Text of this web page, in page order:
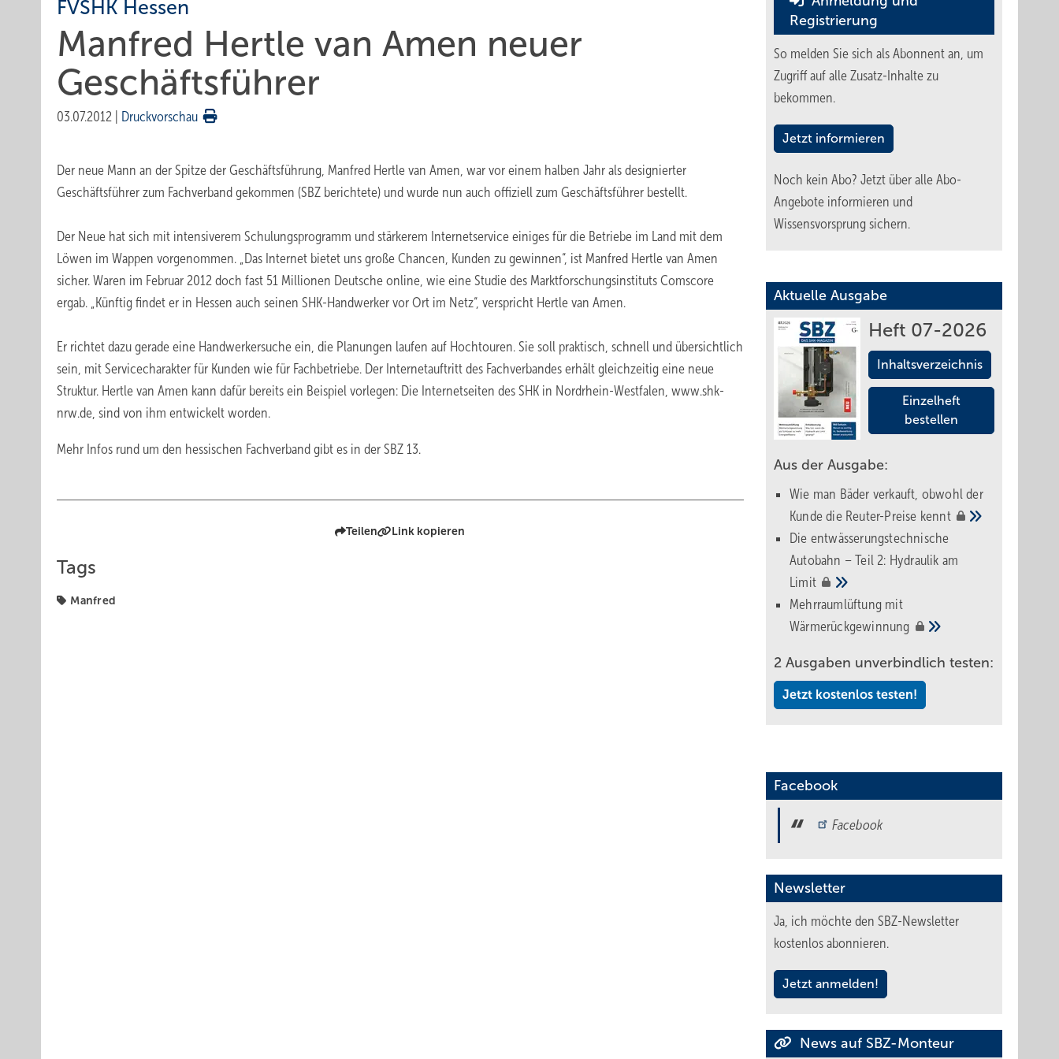
FVSHK Hessen
Manfred Hertle van Amen neuer
Geschäftsführer
03.07.2012 Druckvorschau
Der neue Mann an der Spitze der Geschäftsführung, Manfred Hertle van Amen, war vor einem halben Jahr als designierter
Geschäftsführer zum Fachverband gekommen (SBZ berichtete) und wurde nun auch offiziell zum Geschäftsführer bestellt.
Der Neue hat sich mit intensiverem Schulungsprogramm und stärkerem Internetservice einiges für die Betriebe im Land mit dem
Löwen im Wappen vorgenommen. „Das Internet bietet uns große Chancen, Kunden zu gewinnen“, ist Manfred Hertle van Amen
sicher. Waren im Februar 2012 doch fast 51 Millionen Deutsche online, wie eine Studie des Marktforschungsinstituts Comscore
ergab. „Künftig findet er in Hessen auch seinen SHK-Handwerker vor Ort im Netz“, verspricht Hertle van Amen.
Er richtet dazu gerade eine Handwerkersuche ein, die Planungen laufen auf Hochtouren. Sie soll praktisch, schnell und übersichtlich
sein, mit Servicecharakter für Kunden wie für Fachbetriebe. Der Internetauftritt des Fachverbandes erhält gleichzeitig eine neue
Struktur. Hertle van Amen kann dafür bereits ein Beispiel vorlegen: Die Internetseiten des SHK in Nordrhein-Westfalen, www.shk-
nrw.de, sind von ihm entwickelt worden.
Mehr Infos rund um den hessischen Fachverband gibt es in der SBZ 13.
Teilen Link kopieren
Tags
Manfred
Registrierung
So melden Sie sich als Abonnent an, um
Zugriff auf alle Zusatz-Inhalte zu
bekommen.
Jetzt informieren
Noch kein Abo? Jetzt über alle Abo-
Angebote informieren und
Wissensvorsprung sichern.
Aktuelle Ausgabe
Heft 07-2026
Inhaltsverzeichnis
Einzelheft
bestellen
Aus der Ausgabe:
Wie man Bäder verkauft, obwohl der
Kunde die Reuter-Preise kennt
Die entwässerungstechnische
Autobahn – Teil 2: Hydraulik am
Limit
Mehrraumlüftung mit
Wärmerückgewinnung
2 Ausgaben unverbindlich testen:
Jetzt kostenlos testen!
Facebook
Facebook
Newsletter
Ja, ich möchte den SBZ-Newsletter
kostenlos abonnieren.
Jetzt anmelden!
News auf SBZ-Monteur